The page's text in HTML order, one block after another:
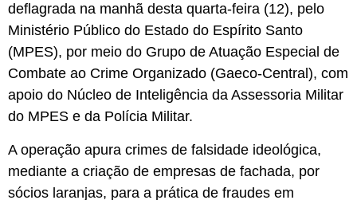
deflagrada na manhã desta quarta-feira (12), pelo
Ministério Público do Estado do Espírito Santo
(MPES), por meio do Grupo de Atuação Especial de
Combate ao Crime Organizado (Gaeco-Central), com
apoio do Núcleo de Inteligência da Assessoria Militar
do MPES e da Polícia Militar.
A operação apura crimes de falsidade ideológica,
mediante a criação de empresas de fachada, por
sócios laranjas, para a prática de fraudes em